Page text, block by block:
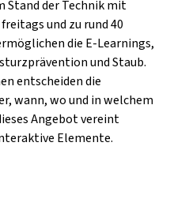
Stand der Technik mit
und zu rund 40
die E-Learnings,
und Staub.
entscheiden die
wann, wo und in welchem
Angebot vereint
Elemente.